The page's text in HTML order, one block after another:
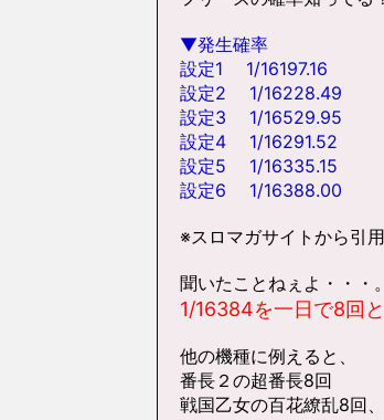
▼発生確率
設定1 1/16197.16
設定2 1/16228.49
設定3 1/16529.95
設定4 1/16291.52
設定5 1/16335.15
設定6 1/16388.00
※スロマガサイトから引用
聞いたことねぇよ・・・。
1/16384を一日で8回
他の機種に例えると、
番長２の超番長8回
戦国乙女の百花繚乱8回、